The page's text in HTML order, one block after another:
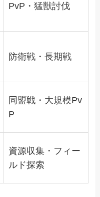
PvP・猛獣討伐
防衛戦・長期戦
同盟戦・大規模Pv
P
資源収集・フィー
ルド探索